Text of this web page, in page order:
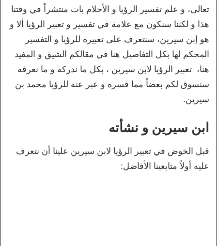
تعالى، و علم تفسير الرؤيا و الأحلام بات منتشراً في وقتنا
هذا و لكننا سنكون مع علامة في تفسير و تعبير الرؤيا ألا و
هو إبن سيرين، سنتعرف على تعبيره للرؤيا و التفسير
المحكم لها بكل التفاصيل هنا في مقالكم الشيق و المفيد
هنا، تعبير الرؤيا لابن سيرين ، بكل ما ندركه و ما نعرفه
سنسوق لكم بعضاً مما فسره و عبر عنه للرؤيا محمد بن
سيرين.
ابن سيرين و نشأته
قبل الخوض في تعبير الرؤيا لابن سيرين علينا أن نتعرف
عليه أولاً متابعينا الأفاضل: